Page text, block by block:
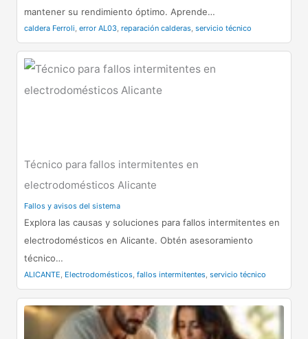
mantener su rendimiento óptimo. Aprende…
caldera Ferroli error AL03, reparación calderas, servicio técnico
Técnico para fallos intermitentes en
electrodomésticos Alicante
Fallos y avisos del sistema
Explora las causas y soluciones para fallos intermitentes en
electrodomésticos en Alicante. Obtén asesoramiento
técnico…
ALICANTE, Electrodomésticos, fallos intermitentes, servicio técnico